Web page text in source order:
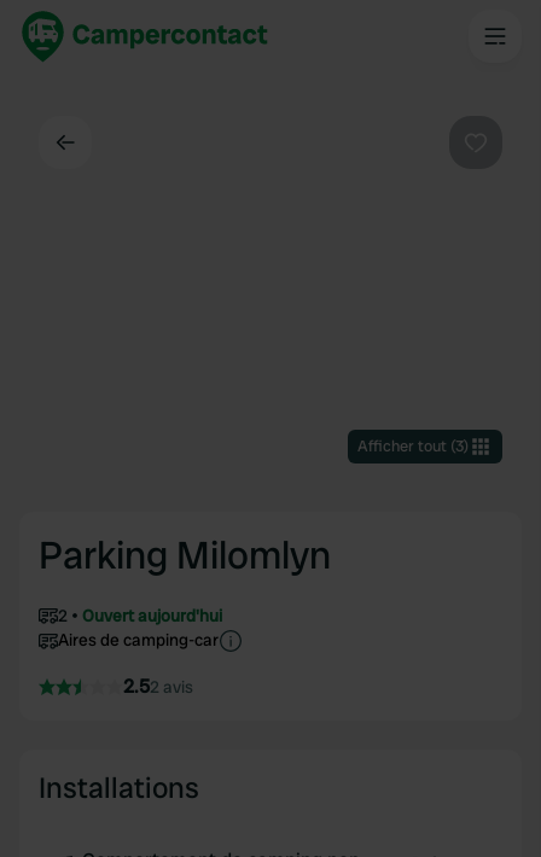
Afficher tout(3)
Parking Milomlyn
2
Ouvert aujourd'hui
Aires de camping-car
2.52 avis
Installations